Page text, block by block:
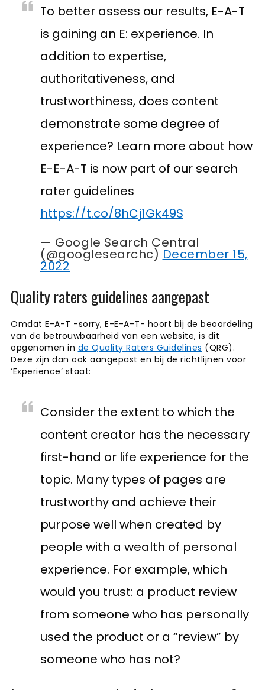
To better assess our results, E-A-T
is gaining an E: experience. In
addition to expertise,
authoritativeness, and
trustworthiness, does content
demonstrate some degree of
experience? Learn more about how
E-E-A-T is now part of our search
rater guidelines
https://t.co/8hCj1Gk49S
— Google Search Central
(@googlesearchc) December 15,
2022
Quality raters guidelines aangepast
Omdat E-A-T -sorry, E-E-A-T- hoort bij de beoordeling
van de betrouwbaarheid van een website, is dit
opgenomen in de Quality Raters Guidelines (QRG).
Deze zijn dan ook aangepast en bij de richtlijnen voor
‘Experience’ staat:
Consider the extent to which the
content creator has the necessary
first-hand or life experience for the
topic. Many types of pages are
trustworthy and achieve their
purpose well when created by
people with a wealth of personal
experience. For example, which
would you trust: a product review
from someone who has personally
used the product or a “review” by
someone who has not?